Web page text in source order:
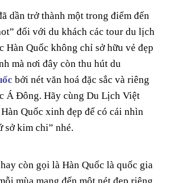
dần trở thành một trong điểm đến
đối với du khách các tour du lịch
Hàn Quốc không chỉ sở hữu vẻ đẹp
mà nơi đây còn thu hút du
bởi nét văn hoá đặc sắc và riêng
Á Đông. Hãy cùng Du Lịch Việt
Quốc xinh đẹp để có cái nhìn
sở kim chi” nhé.
còn gọi là Hàn Quốc là quốc gia